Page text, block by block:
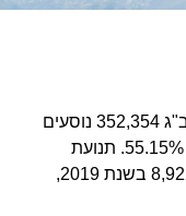
בטיסות הפנים ארציות עברו השנה בנתב"ג 352,354 נוסעים
לעומת 785,727 בשנת 2019, ירידה של 55.15%. תנועת
המטוסים עמדה על 5,702 בהשוואה ל-8,922 בשנת 2019,